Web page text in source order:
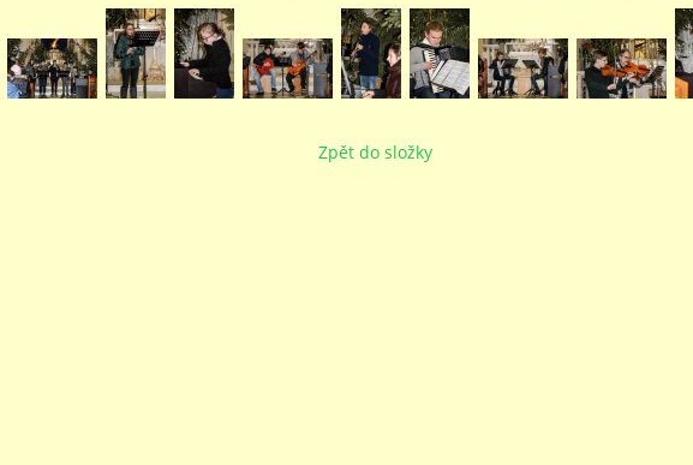
Zpět do složky